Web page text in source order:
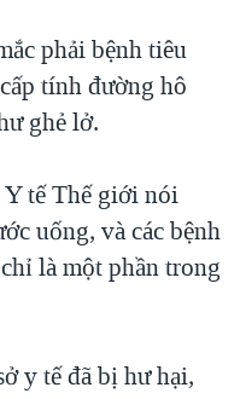
phải bệnh tiêu
tính đường hô
ghẻ lở.
Y tế Thế giới nói
uống, và các bệnh
là một phần trong
y tế đã bị hư hại,